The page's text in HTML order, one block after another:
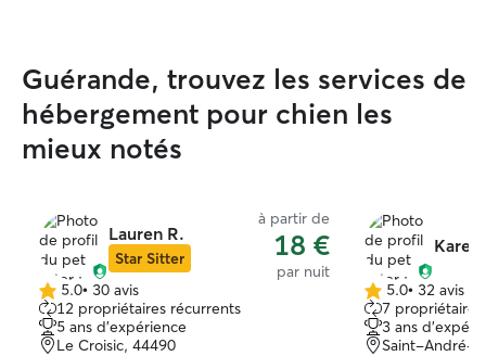
Guérande, trouvez les services de
hébergement pour chien les
mieux notés
Lauren R.
Star Sitter
à partir de
18 €
par nuit
5.0 étoile(s)
sur
5
5.0• 30 avis
12 propriétaires récurrents
5 ans d'expérience
Le Croisic, 44490
Karen
5.0 étoile(s)
sur
5
5.0• 32 avis
7
3 ans
Saint-André-